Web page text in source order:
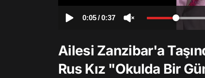
0:05/0:37
Ailesi Zanzibar'a
Rus Kız "Okulda Bir